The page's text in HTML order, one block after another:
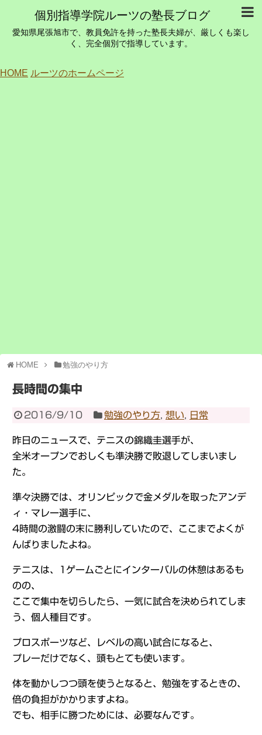
個別指導学院ルーツの塾長ブログ
愛知県尾張旭市で、教員免許を持った塾長夫婦が、厳しくも楽し
く、完全個別で指導しています。
HOME ルーツのホームページ
HOME 勉強のやり方
長時間の集中
2016/9/10 勉強のやり方 ,想い 日常
昨日のニュースで、テニスの錦織圭選手が、
全米オープンでおしくも準決勝で敗退してしまいまし
た。
準々決勝では、オリンピックで金メダルを取ったアンデ
ィ・マレー選手に、
4時間の激闘の末に勝利していたので、ここまでよくが
んばりましたよね。
テニスは、1ゲームごとにインターバルの休憩はあるも
のの、
ここで集中を切らしたら、一気に試合を決められてしま
う、個人種目です。
プロスポーツなど、レベルの高い試合になると、
プレーだけでなく、頭もとても使います。
体を動かしつつ頭を使うとなると、勉強をするときの、
倍の負担がかかりますよね。
でも、相手に勝つためには、必要なんです。